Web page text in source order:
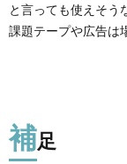
と言っても使えそう
課題テープや広告は
補足